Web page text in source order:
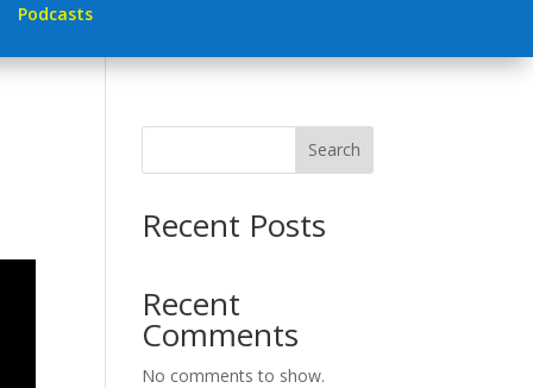
Podcasts
Search
Recent Posts
Recent
Comments
No comments to show.